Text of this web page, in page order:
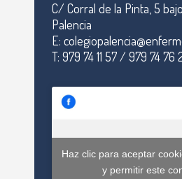
C/ Corral de la Pinta, 5
Palencia
E:
T: 979 74 11 57 / 979 74 76
Haz clic para aceptar
y permitir este